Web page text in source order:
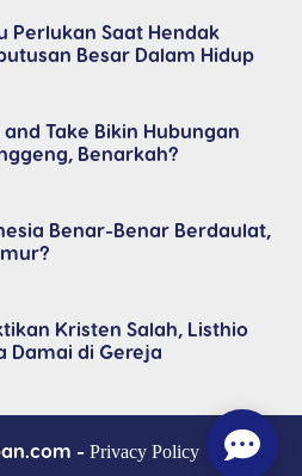
Perlukan Saat Hendak
Besar Dalam Hidup
Take Bikin Hubungan
Benarkah?
Benar-Benar Berdaulat,
Kristen Salah, Listhio
Damai di Gereja
- Privacy Policy